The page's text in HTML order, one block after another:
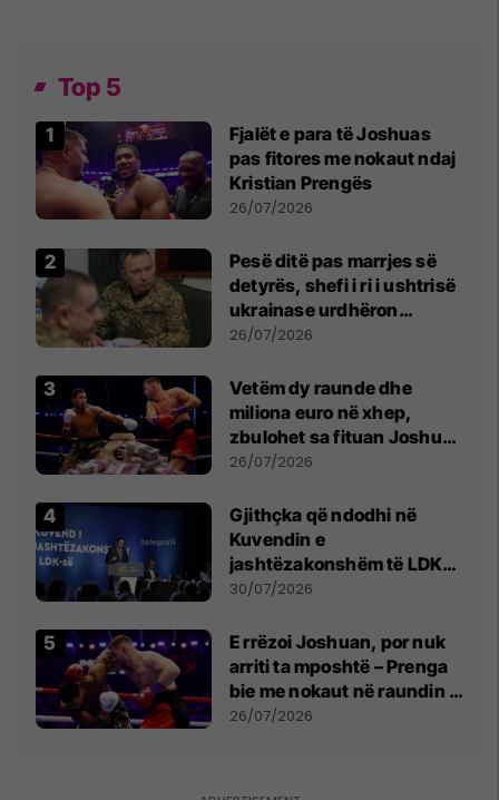
Top 5
Fjalët e para të Joshuas
pas fitores me nokaut ndaj
Kristian Prengës
26/07/2026
Pesë ditë pas marrjes së
detyrës, shefi i ri i ushtrisë
ukrainase urdhëron
kontroll të madh
26/07/2026
Vetëm dy raunde dhe
miliona euro në xhep,
zbulohet sa fituan Joshua
e Prenga
26/07/2026
Gjithçka që ndodhi në
Kuvendin e
jashtëzakonshëm të LDK-
së
30/07/2026
E rrëzoi Joshuan, por nuk
arriti ta mposhtë – Prenga
bie me nokaut në raundin e
dytë
26/07/2026